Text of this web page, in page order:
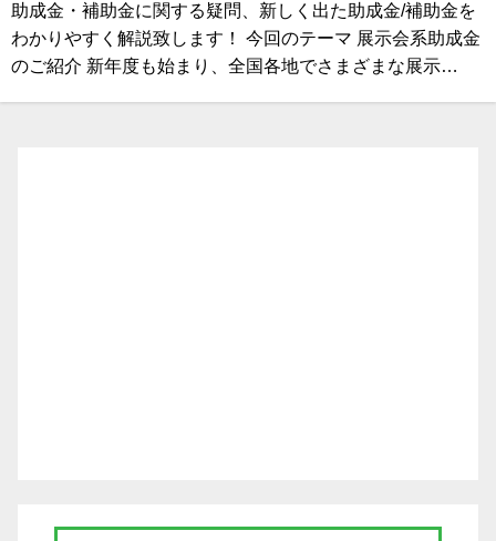
助成金・補助金に関する疑問、新しく出た助成金/補助金を
わかりやすく解説致します！ 今回のテーマ 展示会系助成金
のご紹介 新年度も始まり、全国各地でさまざまな展示…